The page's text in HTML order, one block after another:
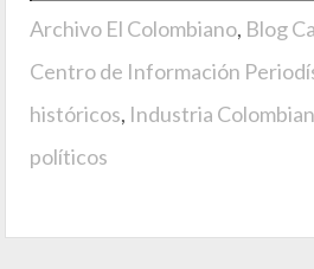
Archivo El Colombiano, Blog
Centro de Información
históricos, Industria
políticos